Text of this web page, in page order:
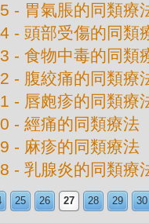
- 胃氣脹的同類療
- 頭部受傷的同類
- 食物中毒的同類
- 腹絞痛的同類療
- 唇皰疹的同類療
- 經痛的同類療法
- 麻疹的同類療法
- 乳腺炎的同類療
25 26 27 28 29 30